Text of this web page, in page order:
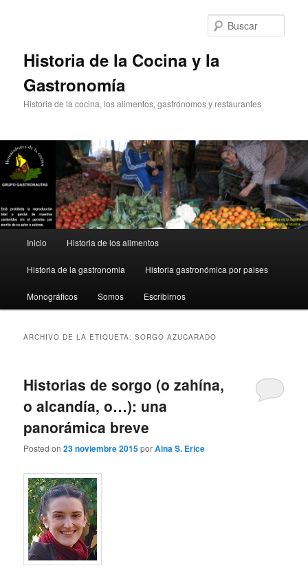
Historia de la Cocina y la
Gastronomía
Historia de la cocina, los alimentos, gastrónomos y restaurantes
principal
Inicio Historia de los alimentos
Historia de la gastronomia Historia gastronómica por paises
Monográficos Somos Escribirnos
ARCHIVO DE LA ETIQUETA:SORGO AZUCARADO
Historias de sorgo (o zahína,
o alcandía, o…): una
panorámica breve
Posted on23 noviembre 2015porAina S. Erice